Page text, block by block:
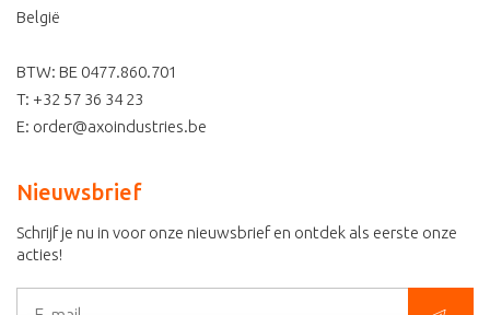
België
BTW: BE 0477.860.701
T: +32 57 36 34 23
E: order@axoindustries.be
Nieuwsbrief
Schrijf je nu in voor onze nieuwsbrief en ontdek als eerste onze
acties!